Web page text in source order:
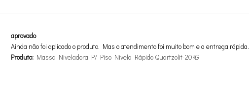
aprovado
Ainda não foi aplicado o produto. Mas o atendimento foi muito bom e a entrega rápida.
Produto: Massa Niveladora P/ Piso Nivela Rápido Quartzolit-20KG